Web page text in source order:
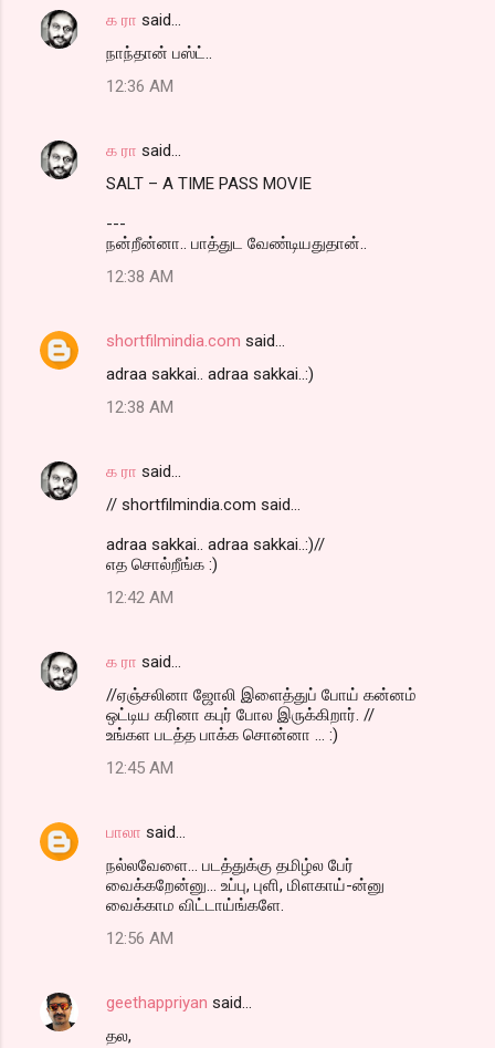
C
e
க ரா said…
நாந்தான் பஸ்ட்..
12:36 AM
க ரா said…
SALT – A TIME PASS MOVIE
---
நன்றீன்னா.. பாத்துட வேண்டியதுதான்..
12:38 AM
shortfilmindia.com said…
adraa sakkai.. adraa sakkai..:)
12:38 AM
க ரா said…
// shortfilmindia.com said...
adraa sakkai.. adraa sakkai..:)//
எத சொல்றீங்க :)
12:42 AM
க ரா said…
//ஏஞ்சலினா ஜோலி இளைத்துப் போய் கன்னம்
ஒட்டிய கரினா கபுர் போல இருக்கிறார். //
உங்கள படத்த பாக்க சொன்னா ... :)
12:45 AM
பாலா said…
நல்லவேளை... படத்துக்கு தமிழ்ல பேர்
வைக்கறேன்னு... உப்பு, புளி, மிளகாய்-ன்னு
வைக்காம விட்டாய்ங்களே.
12:56 AM
geethappriyan said…
தல,